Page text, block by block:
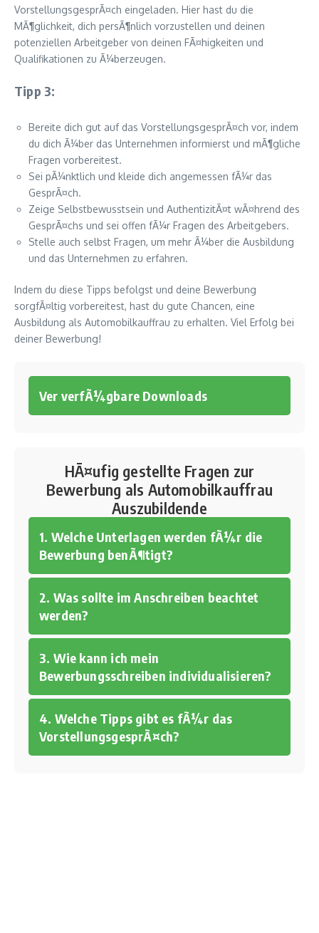
VorstellungsgesprÃ¤ch eingeladen. Hier hast du die
MÃ¶glichkeit, dich persÃ¶nlich vorzustellen und deinen
potenziellen Arbeitgeber von deinen FÃ¤higkeiten und
Qualifikationen zu Ã¼berzeugen.
Tipp 3:
Bereite dich gut auf das VorstellungsgesprÃ¤ch vor, indem
du dich Ã¼ber das Unternehmen informierst und mÃ¶gliche
Fragen vorbereitest.
Sei pÃ¼nktlich und kleide dich angemessen fÃ¼r das
GesprÃ¤ch.
Zeige Selbstbewusstsein und AuthentizitÃ¤t wÃ¤hrend des
GesprÃ¤chs und sei offen fÃ¼r Fragen des Arbeitgebers.
Stelle auch selbst Fragen, um mehr Ã¼ber die Ausbildung
und das Unternehmen zu erfahren.
Indem du diese Tipps befolgst und deine Bewerbung
sorgfÃ¤ltig vorbereitest, hast du gute Chancen, eine
Ausbildung als Automobilkauffrau zu erhalten. Viel Erfolg bei
deiner Bewerbung!
Ver verfÃ¼gbare Downloads
HÃ¤ufig gestellte Fragen zur
Bewerbung als Automobilkauffrau
Auszubildende
1. Welche Unterlagen werden fÃ¼r die
Bewerbung benÃ¶tigt?
2. Was sollte im Anschreiben beachtet
werden?
3. Wie kann ich mein
Bewerbungsschreiben individualisieren?
4. Welche Tipps gibt es fÃ¼r das
VorstellungsgesprÃ¤ch?